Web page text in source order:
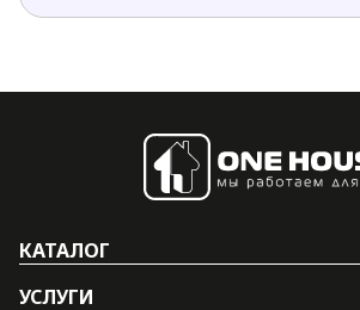
КАТАЛОГ
УСЛУГИ